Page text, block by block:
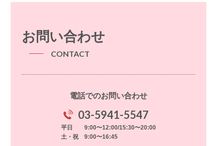
お問い合わせ
CONTACT
電話でのお問い合わせ
03-5941-5547
平日 9:00〜12:00/15:30〜20:00
土・祝 9:00〜16:45